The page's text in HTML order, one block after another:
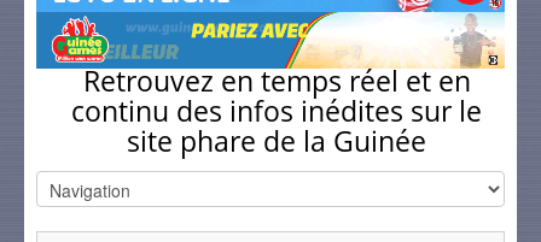
Retrouvez en temps réel et en
continu des infos inédites sur le
site phare de la Guinée